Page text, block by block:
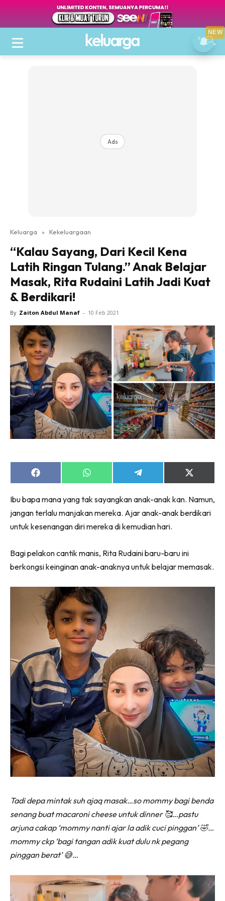
Ads
Keluarga » Kekeluargaan
“Kalau Sayang, Dari Kecil Kena
Latih Ringan Tulang.” Anak Belajar
Masak, Rita Rudaini Latih Jadi Kuat
& Berdikari!
By Zaiton Abdul Manaf - 10 Feb 2021
Share
on
Share
on
Share
on
Share
on
(Twitter)
Ibu bapa mana yang tak sayangkan anak-anak kan. Namun,
jangan terlalu manjakan mereka. Ajar anak-anak berdikari
untuk kesenangan diri mereka di kemudian hari.
Bagi pelakon cantik manis, Rita Rudaini baru-baru ini
berkongsi keinginan anak-anaknya untuk belajar memasak.
Tadi depa mintak suh ajaq masak…so mommy bagi benda
senang buat macaroni cheese untuk dinner 🥰…pastu
arjuna cakap ‘mommy nanti ajar la adik cuci pinggan’ 🤣…
mommy ckp ‘bagi tangan adik kuat dulu nk pegang
pinggan berat’ 😅…
NEW